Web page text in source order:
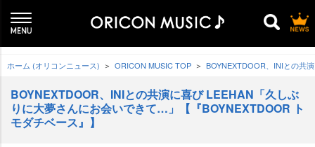
ホーム (オリコンニュース) ORICON MUSIC TOP BOYNEXTDOOR、INIとの共
BOYNEXTDOOR、INIとの共演に喜び LEEHAN「久しぶ
りに大夢さんにお会いできて…」【『BOYNEXTDOOR ト
モダチベース』】